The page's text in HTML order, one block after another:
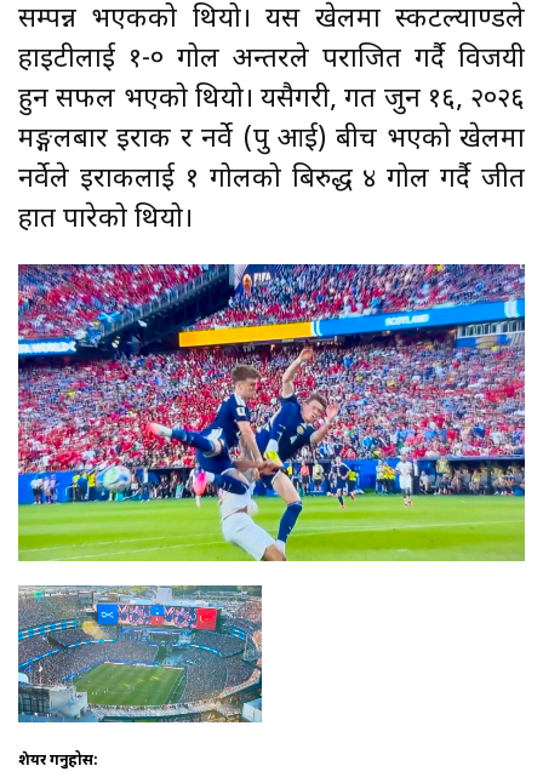
सम्पन्न भएकको थियो। यस खेलमा स्कटल्याण्डले
हाइटीलाई १-० गोल अन्तरले पराजित गर्दै विजयी
हुन सफल भएको थियो। यसैगरी, गत जुन १६, २०२६
मङ्गलबार इराक र नर्वे (ग्रुप आई) बीच भएको खेलमा
नर्वेले इराकलाई १ गोलको बिरुद्ध ४ गोल गर्दै जीत
हात पारेको थियो।
शेयर गर्नुहोस: